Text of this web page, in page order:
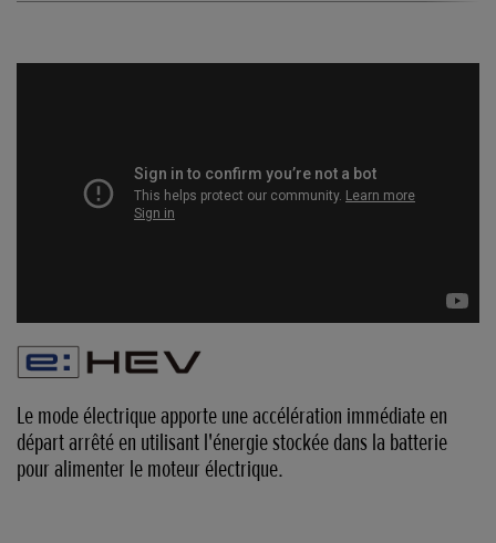
Le mode électrique apporte une accélération immédiate en
départ arrêté en utilisant l'énergie stockée dans la batterie
pour alimenter le moteur électrique.